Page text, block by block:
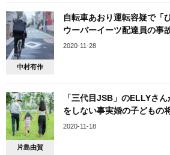
中村有作
自転車あおり運転容疑で「
ウーバーイーツ配達員の事
の現状と罰則について
2020-11-28
片島由賀
「三代目JSB」のELLYさ
をしない事実婚の子どもの
2020-11-18